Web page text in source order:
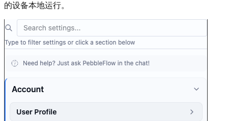
的设备本地运行。